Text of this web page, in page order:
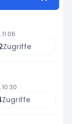
Zugriffe
10:30
Zugriffe